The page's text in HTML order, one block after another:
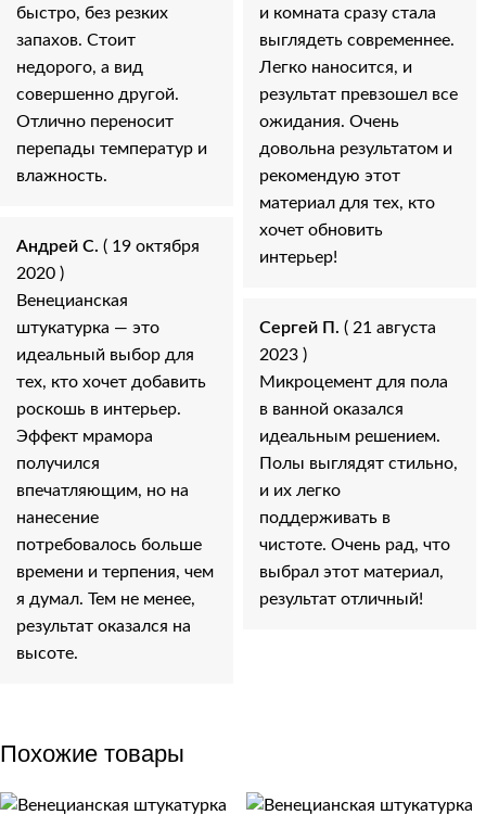
быстро, без резких
запахов. Стоит
недорого, а вид
совершенно другой.
Отлично переносит
перепады температур и
влажность.
Андрей С. ( 19 октября
2020 )
Венецианская
штукатурка — это
идеальный выбор для
тех, кто хочет добавить
роскошь в интерьер.
Эффект мрамора
получился
впечатляющим, но на
нанесение
потребовалось больше
времени и терпения, чем
я думал. Тем не менее,
результат оказался на
высоте.
и комната сразу стала
выглядеть современнее.
Легко наносится, и
результат превзошел все
ожидания. Очень
довольна результатом и
рекомендую этот
материал для тех, кто
хочет обновить
интерьер!
Сергей П. ( 21 августа
2023 )
Микроцемент для пола
в ванной оказался
идеальным решением.
Полы выглядят стильно,
и их легко
поддерживать в
чистоте. Очень рад, что
выбрал этот материал,
результат отличный!
Похожие товары